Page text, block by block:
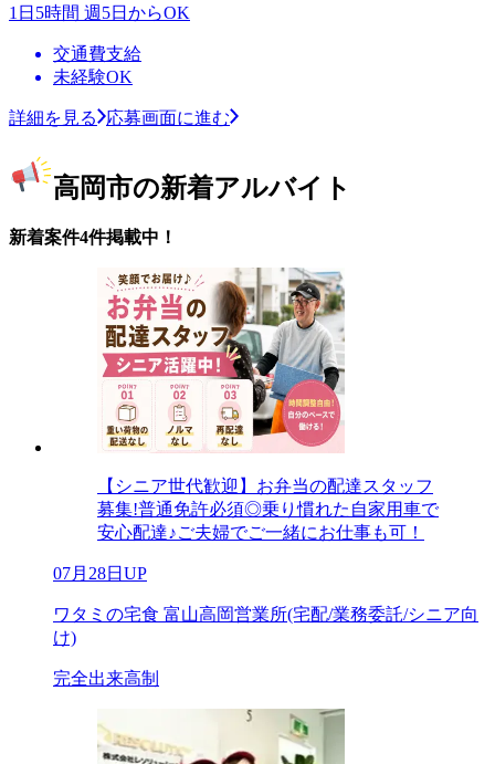
1日5時間 週5日からOK
交通費支給
未経験OK
詳細を見る 応募画面に進む
高岡市の新着アルバイト
新着案件4件掲載中！
【シニア世代歓迎】お弁当の配達スタッフ
募集!普通免許必須◎乗り慣れた自家用車で
安心配達♪ご夫婦でご一緒にお仕事も可！
07月28日UP
ワタミの宅食 富山高岡営業所(宅配/業務委託/シニア向
け)
完全出来高制